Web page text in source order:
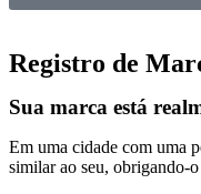
Registro de
Sua marca está
Em uma cidade com uma
similar ao seu, obrigando-